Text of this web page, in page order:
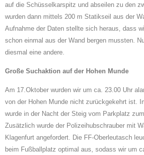
auf die Schüsselkarspitz und abseilen zu den
wurden dann mittels 200 m Statikseil aus der
Aufnahme der Daten stellte sich heraus, dass
schon einmal aus der Wand bergen mussten.
diesmal eine andere.
Große Suchaktion auf der Hohen Munde
Am 17.Oktober wurden wir um ca. 23.00 Uhr
von der Hohen Munde nicht zurückgekehrt ist.
wurde in der Nacht der Steig vom Parkplatz
Zusätzlich wurde der Polizeihubschrauber mit
Klagenfurt angefordert. Die FF-Oberleutasch
beim Fußballplatz optimal aus, sodass wir um